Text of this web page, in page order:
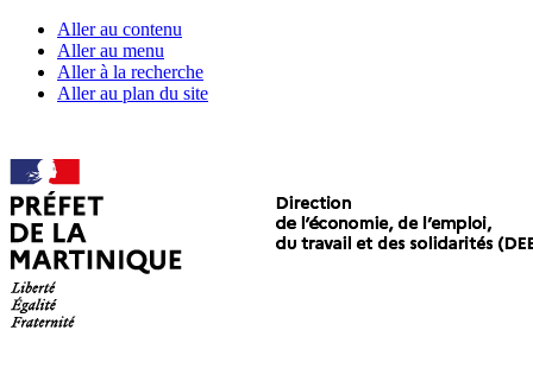
Aller au contenu
Aller au menu
Aller à la recherche
Aller au plan du site